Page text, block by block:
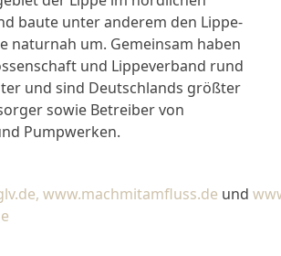
baute unter anderem den Lippe-
naturnah um. Gemeinsam haben
und Lippeverband rund
und sind Deutschlands größter
sowie Betreiber von
Pumpwerken.
www.machmitamfluss.de und